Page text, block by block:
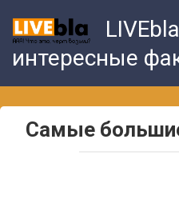
content
интересные
Самые